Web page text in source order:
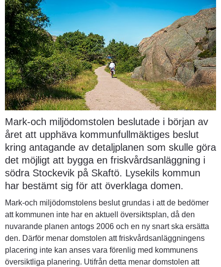
Mark-och miljödomstolen beslutade i början av
året att upphäva kommunfullmäktiges beslut
kring antagande av detaljplanen som skulle göra
det möjligt att bygga en friskvårdsanläggning i
södra Stockevik på Skaftö. Lysekils kommun
har bestämt sig för att överklaga domen.
Mark-och miljödomstolens beslut grundas i att de bedömer
att kommunen inte har en aktuell översiktsplan, då den
nuvarande planen antogs 2006 och en ny snart ska ersätta
den. Därför menar domstolen att friskvårdsanläggningens
placering inte kan anses vara förenlig med kommunens
översiktliga planering. Utifrån detta menar domstolen att